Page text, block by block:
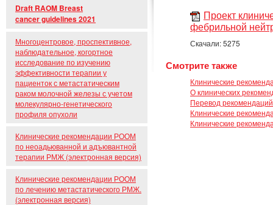
Draft RAOM Breast
cancer guidelines 2021
Многоцентровое, проспективное,
наблюдательное, когортное
исследование по изучению
эффективности терапии у
пациенток с метастатическим
раком молочной железы с учетом
молекулярно-генетического
профиля опухоли
Клинические рекомендации РООМ
по неоадьюванной и адъювантной
терапии РМЖ (электронная версия)
Клинические рекомендации РООМ
по лечению метастатического РМЖ.
(электронная версия)
Проект
фебрильной
Скачали: 5275
Смотрите также
Клинические
О клинических
Перевод
Клинические
Клинические